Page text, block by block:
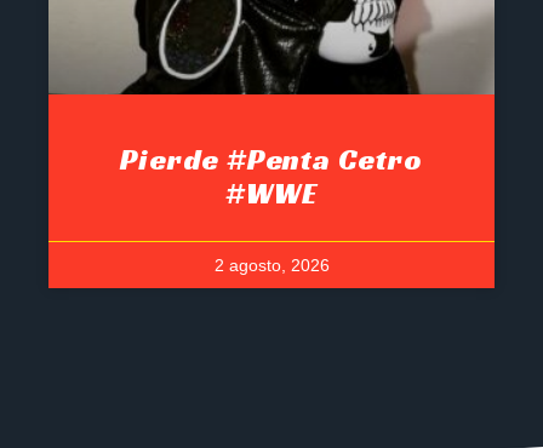
Pierde #Penta Cetro
#WWE
2 agosto, 2026